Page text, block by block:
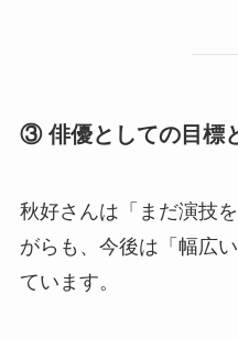
③ 俳優としての目標
秋好さんは「まだ演技
がらも、今後は「幅広
ています。